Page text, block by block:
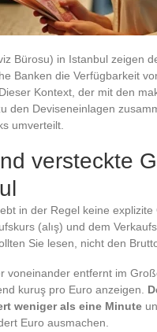
Bürosu) in Istanbul zeigen
Banken die Verfügbarkeit
Kontext, der mit den
den Deviseneinlagen
umverteilt.
versteckte
in der Regel keine
(alış) und dem
Sie lesen, nicht den
voneinander entfernt im
kuruş pro Euro anzeigen.
weniger als eine Minute
Euro ausmachen.